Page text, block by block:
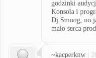
godzinki
Konsola i
Dj Smoog, no
mało serca
~kacperknw |